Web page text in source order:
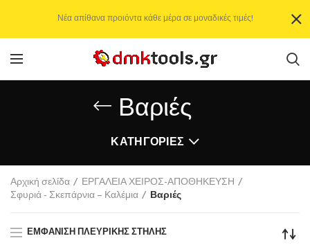
Βαριές
ΚΑΤΗΓΟΡΊΕΣ
Αρχική σελίδα
ΕΡΓΑΛΕΙΑ ΧΕΙΡΟΣ-ΑΠΟΘΗΚΕΥΣΗ
Σφυριά - Σκεπάρνια – Καλέμια
Βαριές
ΕΜΦΆΝΙΣΗ ΠΛΕΥΡΙΚΉΣ ΣΤΉΛΗΣ
Νέα απίθανα προιόντα κάθε μέρα σε μοναδικές τιμές!